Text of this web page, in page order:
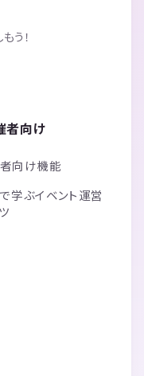
う！
者向け
向け機能
学ぶイベント運営